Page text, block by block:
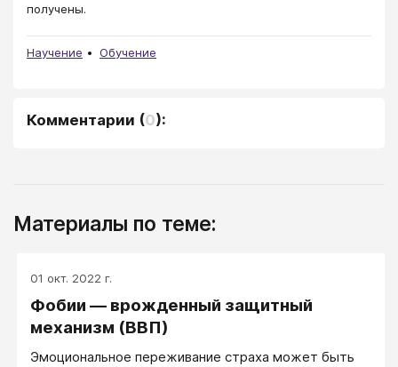
получены.
Научение Обучение
Комментарии (0):
Материалы по теме:
01 окт. 2022 г.
Фобии — врожденный защитный
механизм (ВВП)
Эмоциональное переживание страха может быть